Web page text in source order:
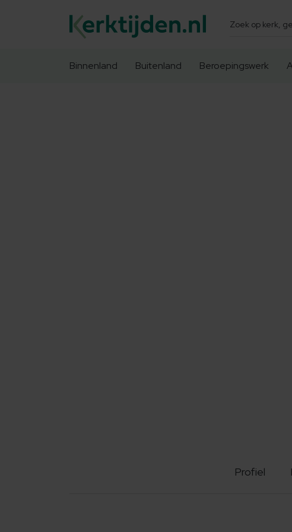
Zoeken
Binnenland Buitenland Beroepingswerk
Profiel